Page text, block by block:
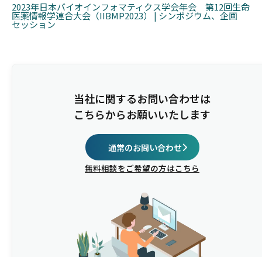
2023年日本バイオインフォマティクス学会年会 第12回生命
医薬情報学連合大会（IIBMP2023） | シンポジウム、企画
セッション
当社に関するお問い合わせは
こちらからお願いいたします
通常のお問い合わせ
無料相談をご希望の方はこちら
第12回生命医薬情報学連合大会（IIBMP2023） 開催概